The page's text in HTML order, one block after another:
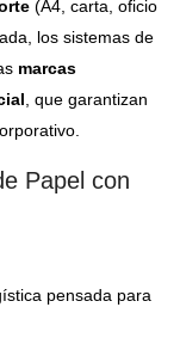
(A4, carta, oficio
los sistemas de
marcas
, que garantizan
Papel con
pensada para